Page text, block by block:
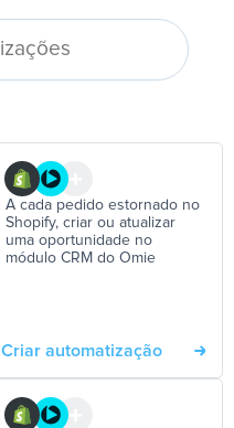
A cada pedido estornado no
Shopify, criar ou atualizar
uma oportunidade no
módulo CRM do Omie
Criar automatização